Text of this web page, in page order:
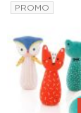
PROMO